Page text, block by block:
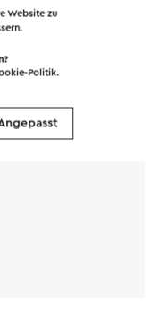
Website zu
Politik.